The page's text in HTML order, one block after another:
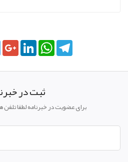
TwitterGoogle+LinkedInWhatsApp
ثبت در
برای عضویت در خبرنامه لطفا تلفن